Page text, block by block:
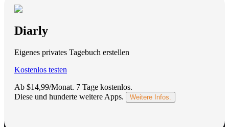
Diarly
Eigenes privates Tagebuch erstellen
Kostenlos testen
Ab $14,99/Monat. 7 Tage kostenlos.
Diese und hunderte weitere Apps.
Weitere Infos.